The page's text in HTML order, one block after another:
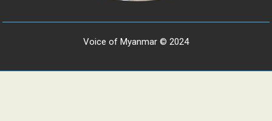
Voice of Myanmar © 2024